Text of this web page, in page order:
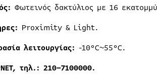
Φωτεινός δακτύλιος με 16
Proximity & Light.
λειτουργίας: -10°C~55°C.
τηλ.: 210–7100000.